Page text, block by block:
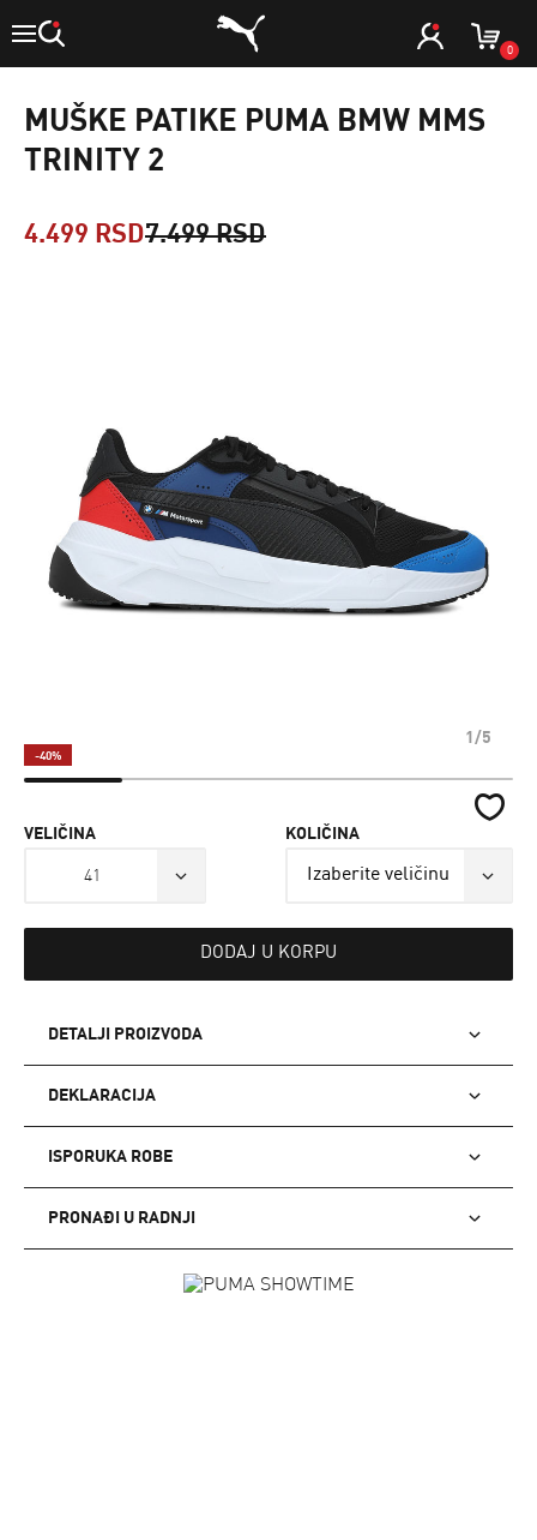
0
MUŠKE PATIKE PUMA BMW MMS
TRINITY 2
4.499 RSD7.499 RSD
1/5
-40%
VELIČINA
41
KOLIČINA
DODAJ U KORPU
DETALJI PROIZVODA
DEKLARACIJA
ISPORUKA ROBE
PRONAĐI U RADNJI